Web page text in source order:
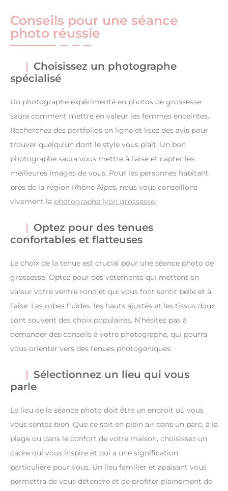
Conseils pour une séance
photo réussie
Choisissez un photographe
spécialisé
Un photographe expérimenté en photos de grossesse
saura comment mettre en valeur les femmes enceintes.
Recherchez des portfolios en ligne et lisez des avis pour
trouver quelqu’un dont le style vous plaît. Un bon
photographe saura vous mettre à l’aise et capter les
meilleures images de vous. Pour les personnes habitant
près de la région Rhône Alpes, nous vous conseillons
vivement la photographe lyon grossesse.
Optez pour des tenues
confortables et flatteuses
Le choix de la tenue est crucial pour une séance photo de
grossesse. Optez pour des vêtements qui mettent en
valeur votre ventre rond et qui vous font sentir belle et à
l’aise. Les robes fluides, les hauts ajustés et les tissus doux
sont souvent des choix populaires. N’hésitez pas à
demander des conseils à votre photographe, qui pourra
vous orienter vers des tenues photogéniques.
Sélectionnez un lieu qui vous
parle
Le lieu de la séance photo doit être un endroit où vous
vous sentez bien. Que ce soit en plein air dans un parc, à la
plage ou dans le confort de votre maison, choisissez un
cadre qui vous inspire et qui a une signification
particulière pour vous. Un lieu familier et apaisant vous
permettra de vous détendre et de profiter pleinement de